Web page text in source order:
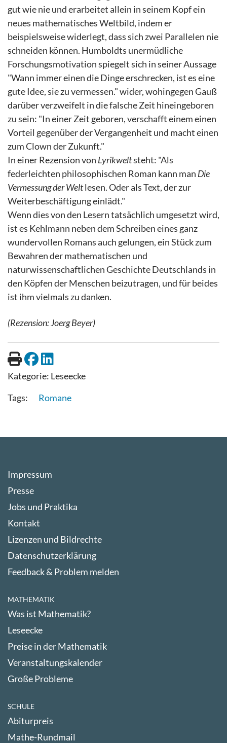
gut wie nie und erarbeitet allein in seinem Kopf ein
neues mathematisches Weltbild, indem er
beispielsweise widerlegt, dass sich zwei Parallelen nie
schneiden können. Humboldts unermüdliche
Forschungsmotivation spiegelt sich in seiner Aussage
"Wann immer einen die Dinge erschrecken, ist es eine
gute Idee, sie zu vermessen." wider, wohingegen Gauß
darüber verzweifelt in die falsche Zeit hineingeboren
zu sein: "In einer Zeit geboren, verschafft einem einen
Vorteil gegenüber der Vergangenheit und macht einen
zum Clown der Zukunft."
In einer Rezension von Lyrikweltsteht: "Als
federleichten philosophischen Roman kann man Die
Vermessung der Weltlesen. Oder als Text, der zur
Weiterbeschäftigung einlädt."
Wenn dies von den Lesern tatsächlich umgesetzt wird,
ist es Kehlmann neben dem Schreiben eines ganz
wundervollen Romans auch gelungen, ein Stück zum
Bewahren der mathematischen und
naturwissenschaftlichen Geschichte Deutschlands in
den Köpfen der Menschen beizutragen, und für beides
ist ihm vielmals zu danken.
(Rezension: Joerg Beyer)
Kategorie: Leseecke
Romane
Impressum
Presse
Jobs und Praktika
Kontakt
Lizenzen und Bildrechte
Datenschutzerklärung
Feedback & Problem melden
MATHEMATIK
Was ist Mathematik?
Leseecke
Preise in der Mathematik
Veranstaltungskalender
Große Probleme
SCHULE
Abiturpreis
Mathe-Rundmail